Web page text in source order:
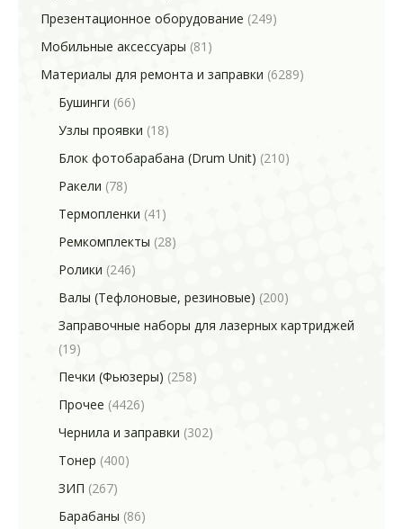
Презентационное оборудование (249)
Мобильные аксессуары (81)
Материалы для ремонта и заправки (6289)
Бушинги (66)
Узлы проявки (18)
Блок фотобарабана (Drum Unit) (210)
Ракели (78)
Термопленки (41)
Ремкомплекты (28)
Ролики (246)
Валы (Тефлоновые, резиновые) (200)
Заправочные наборы для лазерных картриджей
(19)
Печки (Фьюзеры) (258)
Прочее (4426)
Чернила и заправки (302)
Тонер (400)
ЗИП (267)
Барабаны (86)